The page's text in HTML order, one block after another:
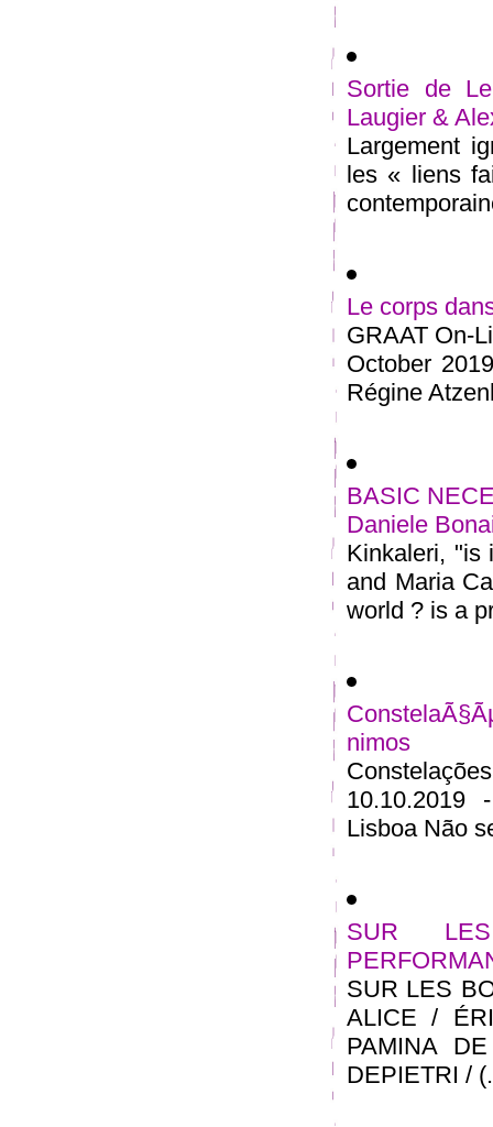
Sortie de
Laugier &
Largement
les « liens
Le corps
GRAAT On-
October
Régine
BASIC
Daniele
Kinkaleri, "is
and Maria
world ? is a
nimos
10.10.2019
Lisboa Não
SUR
SUR LES
ALICE /
PAMINA
DEPIETRI /